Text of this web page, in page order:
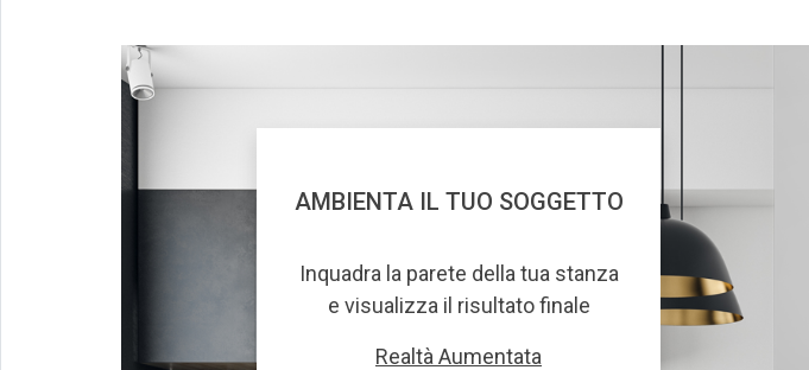
AMBIENTA IL TUO SOGGETTO
Inquadra la parete della tua stanza
e visualizza il risultato finale
Realtà Aumentata